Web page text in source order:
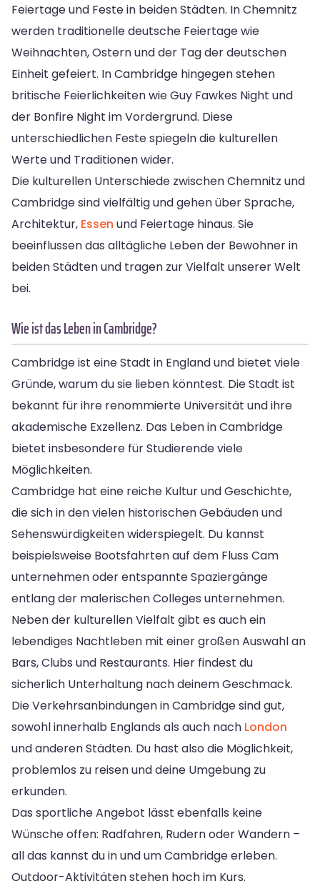
Feiertage und Feste in beiden Städten. In Chemnitz
werden traditionelle deutsche Feiertage wie
Weihnachten, Ostern und der Tag der deutschen
Einheit gefeiert. In Cambridge hingegen stehen
britische Feierlichkeiten wie Guy Fawkes Night und
der Bonfire Night im Vordergrund. Diese
unterschiedlichen Feste spiegeln die kulturellen
Werte und Traditionen wider.
Die kulturellen Unterschiede zwischen Chemnitz und
Cambridge sind vielfältig und gehen über Sprache,
Architektur, Essen und Feiertage hinaus. Sie
beeinflussen das alltägliche Leben der Bewohner in
beiden Städten und tragen zur Vielfalt unserer Welt
bei.
Wie ist das Leben in Cambridge?
Cambridge ist eine Stadt in England und bietet viele
Gründe, warum du sie lieben könntest. Die Stadt ist
bekannt für ihre renommierte Universität und ihre
akademische Exzellenz. Das Leben in Cambridge
bietet insbesondere für Studierende viele
Möglichkeiten.
Cambridge hat eine reiche Kultur und Geschichte,
die sich in den vielen historischen Gebäuden und
Sehenswürdigkeiten widerspiegelt. Du kannst
beispielsweise Bootsfahrten auf dem Fluss Cam
unternehmen oder entspannte Spaziergänge
entlang der malerischen Colleges unternehmen.
Neben der kulturellen Vielfalt gibt es auch ein
lebendiges Nachtleben mit einer großen Auswahl an
Bars, Clubs und Restaurants. Hier findest du
sicherlich Unterhaltung nach deinem Geschmack.
Die Verkehrsanbindungen in Cambridge sind gut,
sowohl innerhalb Englands als auch nach London
und anderen Städten. Du hast also die Möglichkeit,
problemlos zu reisen und deine Umgebung zu
erkunden.
Das sportliche Angebot lässt ebenfalls keine
Wünsche offen: Radfahren, Rudern oder Wandern –
all das kannst du in und um Cambridge erleben.
Outdoor-Aktivitäten stehen hoch im Kurs.